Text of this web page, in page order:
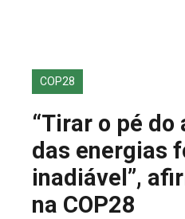
EDIÇÕES ANTERIORES
FALE CONOSCO
COP28
“Tirar o pé
das energias
inadiável”,
na COP28